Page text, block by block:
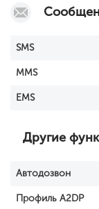
SМS
MMS
EMS
Другие
Автодозвон
Профиль A2DP